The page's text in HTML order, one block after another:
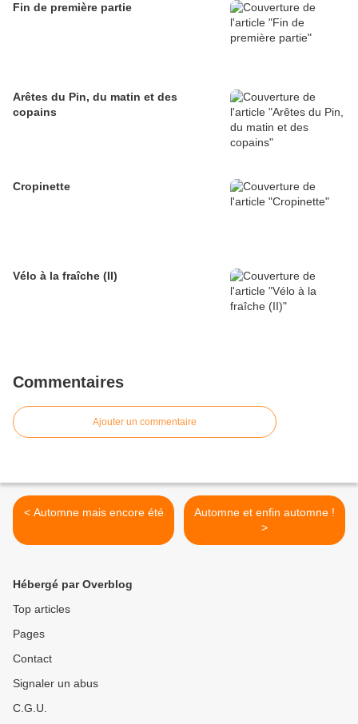
Fin de première partie
Arêtes du Pin, du matin et des
copains
Cropinette
Vélo à la fraîche (II)
Commentaires
Ajouter un commentaire
< Automne mais encore été
Automne et enfin automne !
>
Hébergé par Overblog
Top articles
Pages
Contact
Signaler un abus
C.G.U.